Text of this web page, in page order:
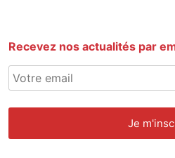
Recevez nos actualités par